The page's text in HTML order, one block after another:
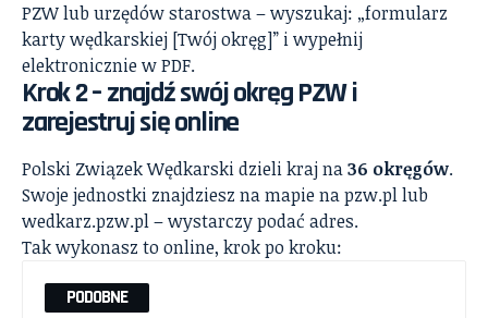
PZW lub urzędów starostwa – wyszukaj: „formularz
karty wędkarskiej [Twój okręg]” i wypełnij
elektronicznie w PDF.
Krok 2 – znajdź swój okręg PZW i
zarejestruj się online
Polski Związek Wędkarski dzieli kraj na36 okręgów.
Swoje jednostki znajdziesz na mapie na pzw.pl lub
wedkarz.pzw.pl – wystarczy podać adres.
Tak wykonasz to online, krok po kroku:
PODOBNE